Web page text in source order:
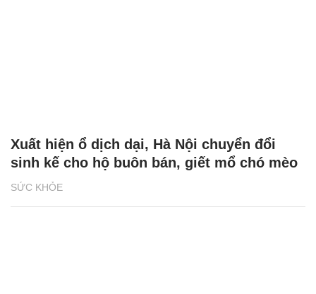
SỨC KHỎE
Xuất hiện ổ dịch dại, Hà Nội chuyển đổi
sinh kế cho hộ buôn bán, giết mổ chó mèo